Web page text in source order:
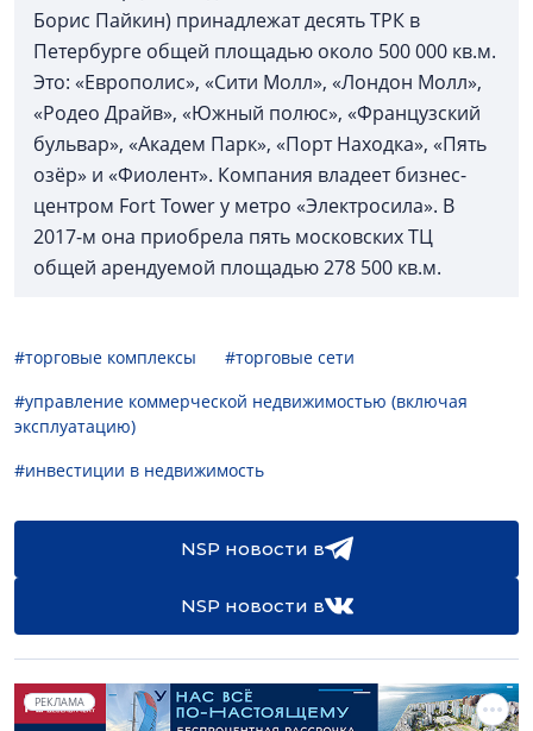
Борис Пайкин) принадлежат десять ТРК в
Петербурге общей площадью около 500 000 кв.м.
Это: «Европолис», «Сити Молл», «Лондон Молл»,
«Родео Драйв», «Южный полюс», «Французский
бульвар», «Академ Парк», «Порт Находка», «Пять
озёр» и «Фиолент». Компания владеет бизнес-
центром Fort Tower у метро «Электросила». В
2017-м она приобрела пять московских ТЦ
общей арендуемой площадью 278 500 кв.м.
#торговые комплексы
#торговые сети
#управление коммерческой недвижимостью (включая
эксплуатацию)
#инвестиции в недвижимость
NSP новости в
NSP новости в
РЕКЛАМА